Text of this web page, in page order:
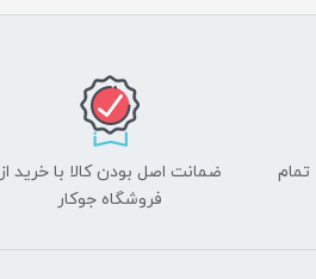
تمام
ضمانت اصل بودن کالا با خرید از
فروشگاه جوکار